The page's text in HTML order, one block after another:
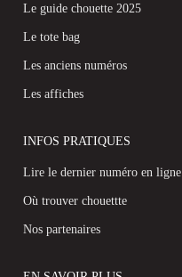
Le guide chouette 2025
Le tote bag
Les anciens numéros
Les affiches
INFOS PRATIQUES
Lire le dernier numéro en ligne
Où trouver chouettte
Nos partenaires